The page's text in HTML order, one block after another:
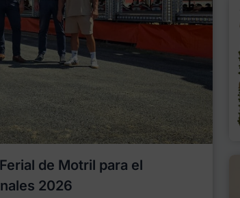
de Motril para el
2026